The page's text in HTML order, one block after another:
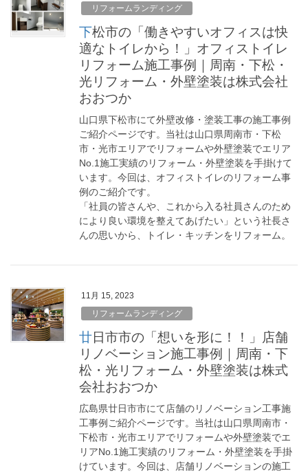
リフォームランディング
下松市の「働きやすいオフィスは快
適なトイレから！」オフィストイレ
リフォーム施工事例｜周南・下松・
光リフォーム・外壁塗装は株式会社
おおつか
山口県下松市にて外壁改修・塗装工事の施工事例
ご紹介ページです。当社は山口県周南市・下松
市・光市エリアでリフォームや外壁塗装でエリア
No.1施工実績のリフォーム・外壁塗装を手掛けて
います。今回は、オフィストイレのリフォーム事
例のご紹介です。
「社員の皆さんや、これから入る社員さんのため
により良い環境を整えてあげたい」という社長さ
んの思いから、トイレ・キッチンをリフォーム。
11月 15, 2023
リフォームランディング
廿日市市の「想いを形に！！」店舗
リノベーション施工事例｜周南・下
松・光リフォーム・外壁塗装は株式
会社おおつか
広島県廿日市市にて店舗のリノベーション工事施
工事例ご紹介ページです。当社は山口県周南市・
下松市・光市エリアでリフォームや外壁塗装でエ
リアNo.1施工実績のリフォーム・外壁塗装を手掛
けています。今回は、店舗リノベーションの施工